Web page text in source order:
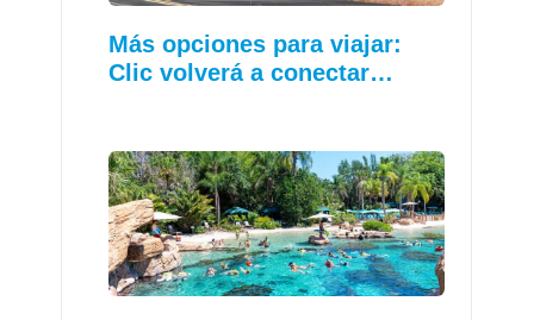
Más opciones para viajar:
Clic volverá a conectar…